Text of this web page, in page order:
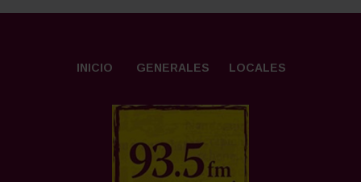
INICIO GENERALES LOCALES